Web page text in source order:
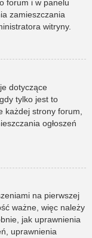
forum i w panelu
zamieszczania
witryny.
dotyczące
tylko jest to
każdej strony forum,
ogłoszeń
na pierwszej
ważne, więc należy
jak uprawnienia
uprawnienia